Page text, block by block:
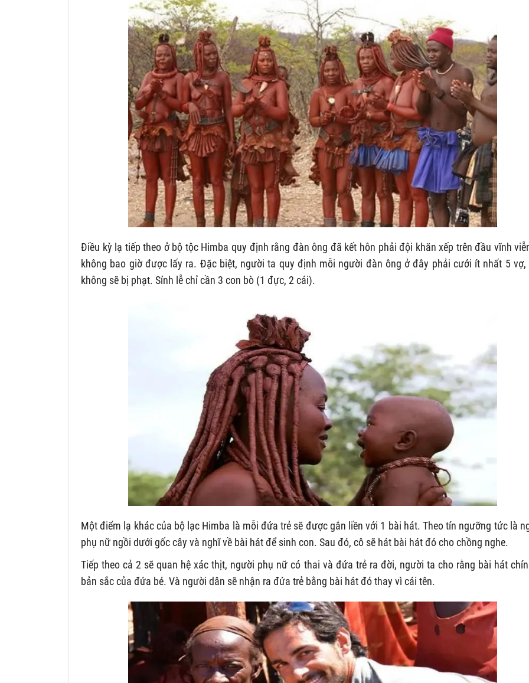
Điều kỳ lạ tiếp theo ở bộ tộc Himba quy định rằng đàn ông đã kết hôn phải đội khăn xếp trên đầu vĩnh
không bao giờ được lấy ra. Đặc biệt, người ta quy định mỗi người đàn ông ở đây phải cưới ít nhất 5 vợ,
không sẽ bị phạt. Sính lễ chỉ cần 3 con bò (1 đực, 2 cái).
Một điểm lạ khác của bộ lạc Himba là mỗi đứa trẻ sẽ được gắn liền với 1 bài hát. Theo tín ngưỡng tức là
phụ nữ ngồi dưới gốc cây và nghĩ về bài hát để sinh con. Sau đó, cô sẽ hát bài hát đó cho chồng nghe.
Tiếp theo cả 2 sẽ quan hệ xác thịt, người phụ nữ có thai và đứa trẻ ra đời, người ta cho rằng bài hát
bản sắc của đứa bé. Và người dân sẽ nhận ra đứa trẻ bằng bài hát đó thay vì cái tên.